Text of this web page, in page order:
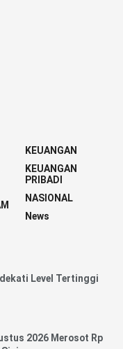
KEUANGAN
KEUANGAN
PRIBADI
NASIONAL
News
Level Tertinggi
2026 Merosot Rp